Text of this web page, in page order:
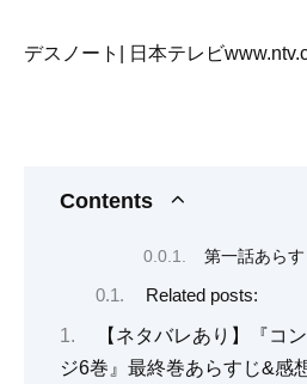
デスノート| 日本テレビ
Contents
第一話あら
Related posts:
【ネタバレあり】『コ
ジ6巻』最終巻あらすじ&